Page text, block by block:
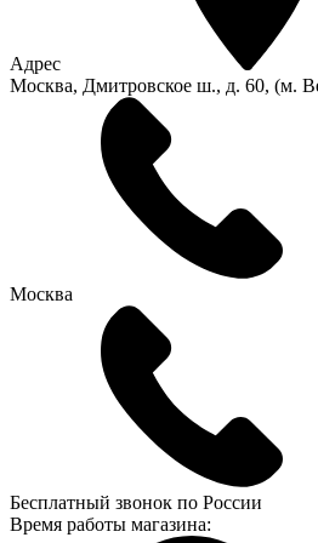
Адрес
Москва, Дмитровское ш., д. 60, (м.
Москва
Бесплатный звонок по России
Время работы магазина: